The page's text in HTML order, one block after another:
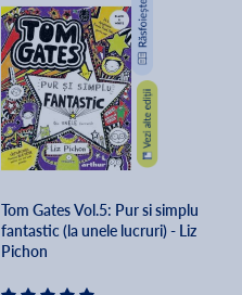
Tom Gates Vol.5: Pur si simplu
fantastic (la unele lucruri) - Liz
Pichon